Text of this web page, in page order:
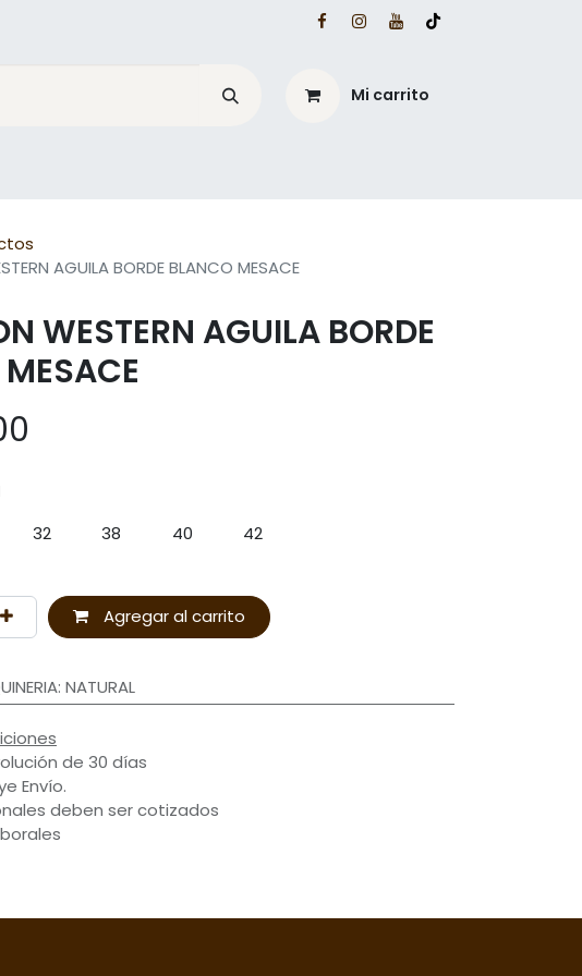
Mi carrito
AGUILA BORDE BLANCO MESACE
WESTERN AGUILA BORDE
32 38 40 42
Agregar al carrito
: NATURAL
de 30 días
Envío.
deben ser cotizados